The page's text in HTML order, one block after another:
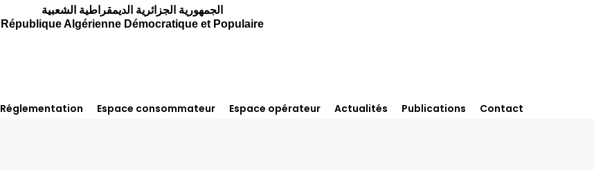
الجمهورية الجزائرية الديمقراطية الشعبية
République Algérienne Démocratique et Populaire
Réglementation Espace consommateur Espace opérateur Actualités Publications Contact